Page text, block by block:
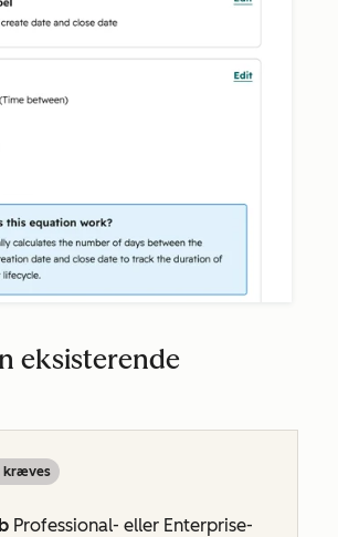
eksisterende
kræves
Professional- eller Enterprise-